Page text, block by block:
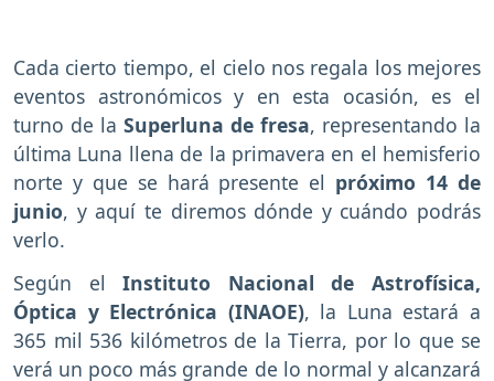
Cada cierto tiempo, el cielo nos regala los mejores
eventos astronómicos y en esta ocasión, es el
turno de la Superluna de fresa, representando la
última Luna llena de la primavera en el hemisferio
norte y que se hará presente el próximo 14 de
junio, y aquí te diremos dónde y cuándo podrás
verlo.
Según elInstituto Nacional de Astrofísica,
Óptica y Electrónica (INAOE), la Luna estará a
365 mil 536 kilómetros de la Tierra, por lo que se
verá un poco más grande de lo normal y alcanzará